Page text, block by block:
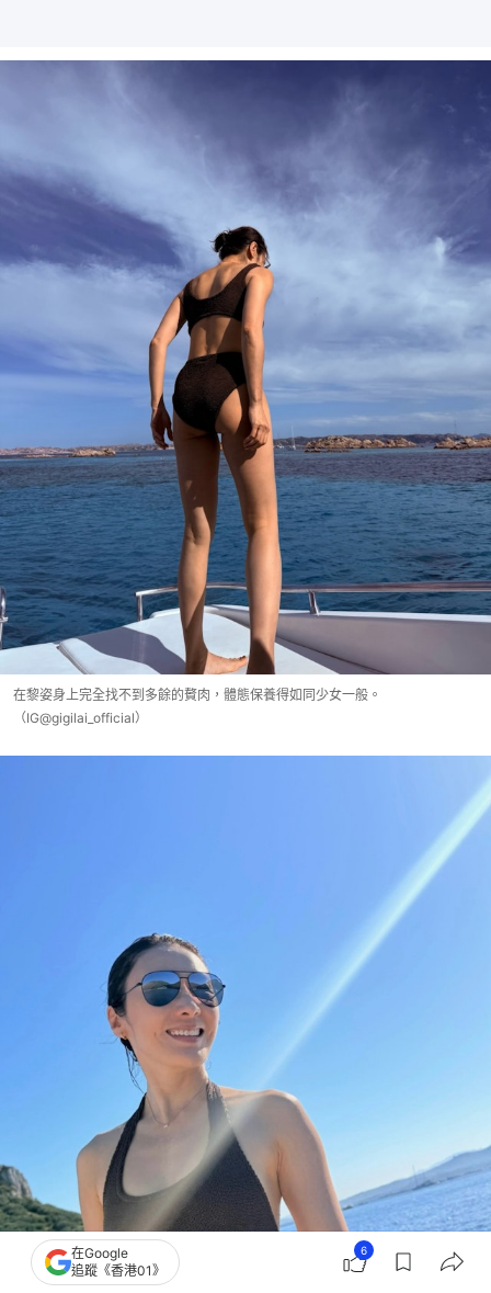
在黎姿身上完全找不到多餘的贅肉，體態保養得如同少女一般。
（IG@gigilai_official）
在Google
追蹤《香港01》
6